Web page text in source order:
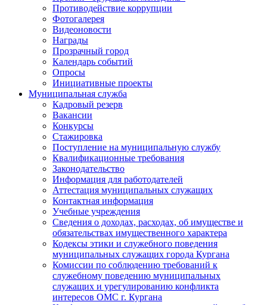
Противодействие коррупции
Фотогалерея
Видеоновости
Награды
Прозрачный город
Календарь событий
Опросы
Инициативные проекты
Муниципальная служба
Кадровый резерв
Вакансии
Конкурсы
Стажировка
Поступление на муниципальную службу
Квалификационные требования
Законодательство
Информация для работодателей
Аттестация муниципальных служащих
Контактная информация
Учебные учреждения
Сведения о доходах, расходах, об имуществе и
обязательствах имущественного характера
Кодексы этики и служебного поведения
муниципальных служащих города Кургана
Комиссии по соблюдению требований к
служебному поведению муниципальных
служащих и урегулированию конфликта
интересов ОМС г. Кургана